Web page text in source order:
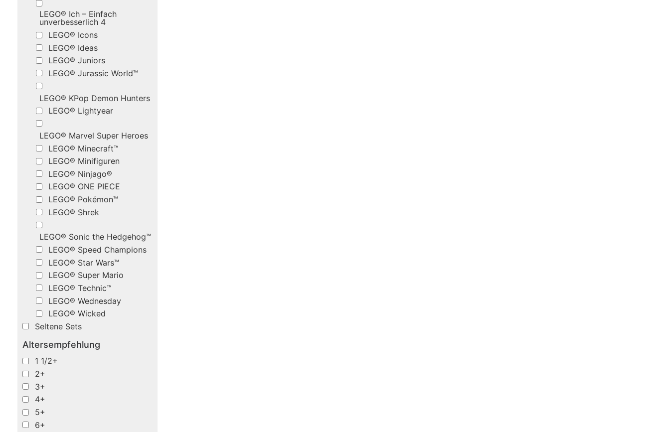
LEGO® Ich – Einfach
unverbesserlich 4
LEGO® Icons
LEGO® Ideas
LEGO® Juniors
LEGO® Jurassic World™
LEGO® KPop Demon Hunters
LEGO® Lightyear
LEGO® Marvel Super Heroes
LEGO® Minecraft™
LEGO® Minifiguren
LEGO® Ninjago®
LEGO® ONE PIECE
LEGO® Pokémon™
LEGO® Shrek
LEGO® Sonic the Hedgehog™
LEGO® Speed Champions
LEGO® Star Wars™
LEGO® Super Mario
LEGO® Technic™
LEGO® Wednesday
LEGO® Wicked
Seltene Sets
Altersempfehlung
1 1/2+
2+
3+
4+
5+
6+